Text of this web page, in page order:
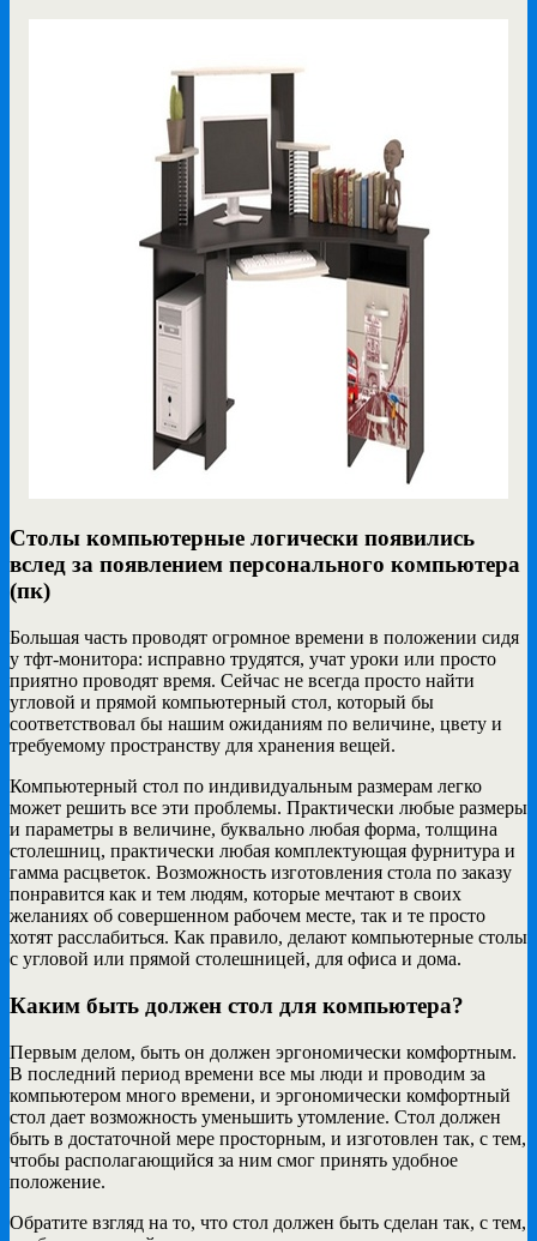
Столы компьютерные логически появились
вслед за появлением персонального компьютера
(пк)
Большая часть проводят огромное времени в положении сидя
у тфт-монитора: исправно трудятся, учат уроки или просто
приятно проводят время. Сейчас не всегда просто найти
угловой и прямой компьютерный стол, который бы
соответствовал бы нашим ожиданиям по величине, цвету и
требуемому пространству для хранения вещей.
Компьютерный стол по индивидуальным размерам легко
может решить все эти проблемы. Практически любые размеры
и параметры в величине, буквально любая форма, толщина
столешниц, практически любая комплектующая фурнитура и
гамма расцветок. Возможность изготовления стола по заказу
понравится как и тем людям, которые мечтают в своих
желаниях об совершенном рабочем месте, так и те просто
хотят расслабиться. Как правило, делают компьютерные столы
с угловой или прямой столешницей, для офиса и дома.
Каким быть должен стол для компьютера?
Первым делом, быть он должен эргономически комфортным.
В последний период времени все мы люди и проводим за
компьютером много времени, и эргономически комфортный
стол дает возможность уменьшить утомление. Стол должен
быть в достаточной мере просторным, и изготовлен так, с тем,
чтобы располагающийся за ним смог принять удобное
положение.
Обратите взгляд на то, что стол должен быть сделан так, с тем,